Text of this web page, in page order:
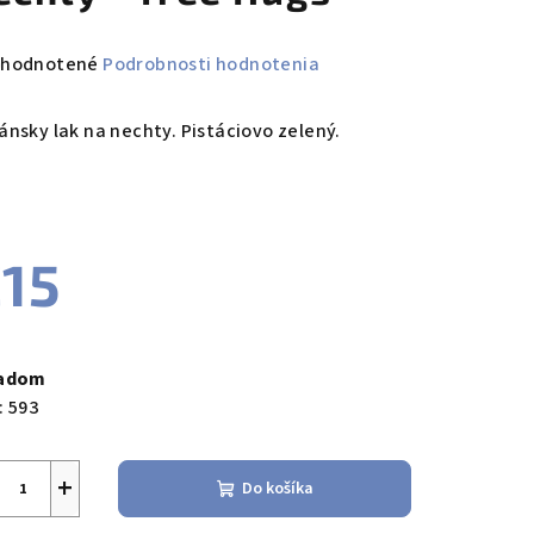
Podrobnosti hodnotenia
lak na nechty. Pistáciovo zelený.
593
+ Do košíka